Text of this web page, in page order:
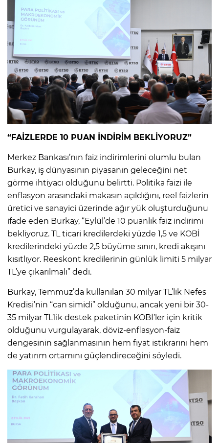
“FAİZLERDE 10 PUAN İNDİRİM BEKLİYORUZ”
Merkez Bankası’nın faiz indirimlerini olumlu bulan
Burkay, iş dünyasının piyasanın geleceğini net
görme ihtiyacı olduğunu belirtti. Politika faizi ile
enflasyon arasındaki makasın açıldığını, reel faizlerin
üretici ve sanayici üzerinde ağır yük oluşturduğunu
ifade eden Burkay, “Eylül’de 10 puanlık faiz indirimi
bekliyoruz. TL ticari kredilerdeki yüzde 1,5 ve KOBİ
kredilerindeki yüzde 2,5 büyüme sınırı, kredi akışını
kısıtlıyor. Reeskont kredilerinin günlük limiti 5 milyar
TL’ye çıkarılmalı” dedi.
Burkay, Temmuz’da kullanılan 30 milyar TL’lik Nefes
Kredisi’nin “can simidi” olduğunu, ancak yeni bir 30-
35 milyar TL’lik destek paketinin KOBİ’ler için kritik
olduğunu vurgulayarak, döviz-enflasyon-faiz
dengesinin sağlanmasının hem fiyat istikrarını hem
de yatırım ortamını güçlendireceğini söyledi.